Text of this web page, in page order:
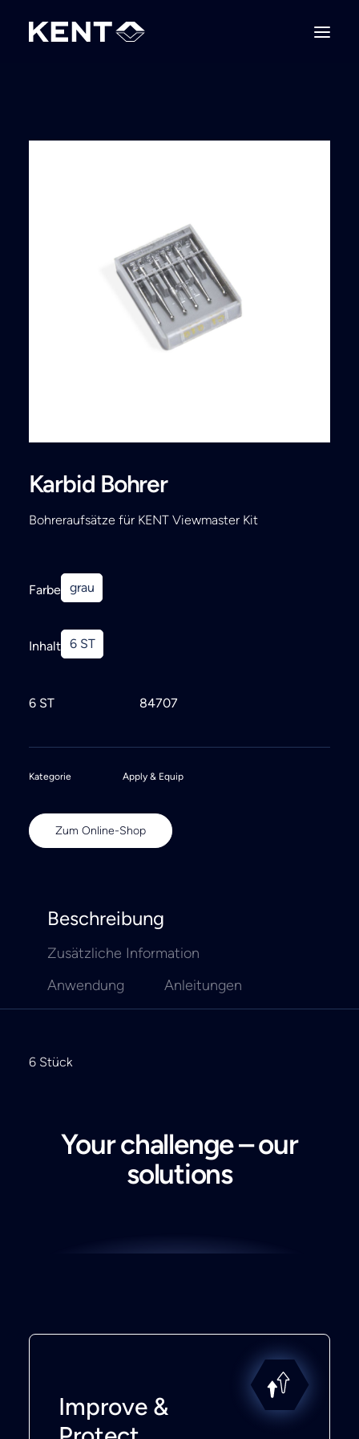
Karbid Bohrer
Bohreraufsätze für KENT Viewmaster Kit
Farbe grau
Inhalt 6 ST
6 ST 84707
Kategorie Apply & Equip
Zum Online-Shop
Beschreibung
Zusätzliche Information
Anwendung
Anleitungen
6 Stück
Your challenge – our
solutions
Improve &